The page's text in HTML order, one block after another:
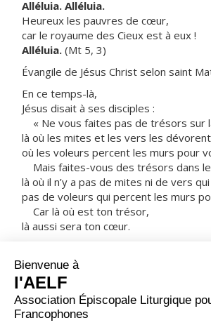
Alléluia. Alléluia.
Heureux les pauvres de cœur,
car le royaume des Cieux est à eux !
Alléluia. (Mt 5, 3)
Évangile de Jésus Christ selon saint
En ce temps-là,
Jésus disait à ses disciples :
« Ne vous faites pas de trésors sur
là où les mites et les vers les
où les voleurs percent les murs pour
Mais faites-vous des trésors dans le
là où il n’y a pas de mites ni de vers
pas de voleurs qui percent les murs
Car là où est ton trésor,
là aussi sera ton cœur.
Donc, si ton œil est limpide,
ton corps tout entier sera dans la
mais si ton œil est mauvais,
ton corps tout entier sera dans les
Si donc la lumière qui est en toi est